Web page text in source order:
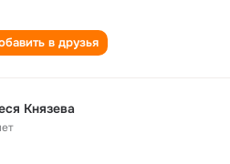
в друзья
Князева